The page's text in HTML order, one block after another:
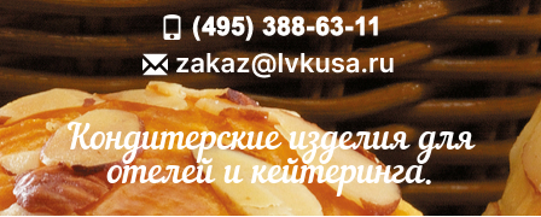
Кондитерские изделия для
отелей и кейтеринга.